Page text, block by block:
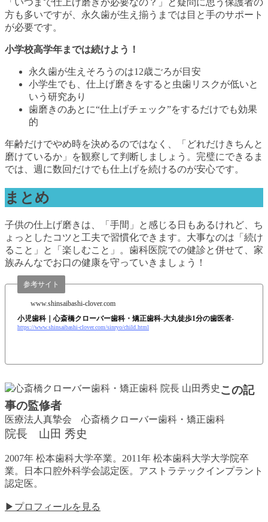
「いつまで仕上げ磨きが必要なの？」と疑問に思う保護者の
方も多いですが、永久歯が生え揃うまでは目と手のサポート
が必要です。
小学校高学年までは続けよう！
永久歯が生えそろうのは12歳ごろが目安
小学生でも、仕上げ磨きをすると虫歯リスクが低いと
いう研究あり
歯磨きのあとに“仕上げチェック”をするだけでも効果
的
年齢だけでやめ時を決めるのではなく、「どれだけきちんと
磨けているか」を観察して判断しましょう。完璧にできるま
では、週に数回だけでも仕上げを続けるのが安心です。
まとめ
子供の仕上げ磨きは、「手間」と感じる日もあるけれど、ち
ょっとしたコツと工夫で習慣化できます。大事なのは「続け
ること」と「楽しむこと」。歯科医院での健診と併せて、家
族みんなでお口の健康を守っていきましょう！
www.shinsaibashi-clover.com
参考サイト
小児歯科｜心斎橋クローバー歯科・矯正歯科-大丸徒歩1分の歯医者-
https://www.shinsaibashi-clover.com/sinryo/child.html
この記
事の監修者
医療法人真摯会 心斎橋クローバー歯科・矯正歯科
院長 山田 秀史
2007年 松本歯科大学卒業。2011年 松本歯科大学大学院卒
業。日本口腔外科学会認定医。アストラテックインプラント
認定医。
▶プロフィールを見る